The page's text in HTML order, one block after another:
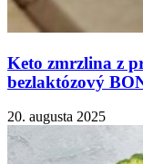
Keto zmrzlina z
bezlaktózový
20. augusta 2025